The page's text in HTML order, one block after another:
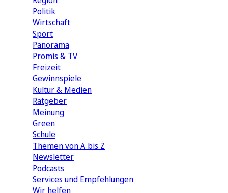
Politik
Wirtschaft
Sport
Panorama
Promis & TV
Freizeit
Gewinnspiele
Kultur & Medien
Ratgeber
Meinung
Green
Schule
Themen von A bis Z
Newsletter
Podcasts
Services und Empfehlungen
Wir helfen